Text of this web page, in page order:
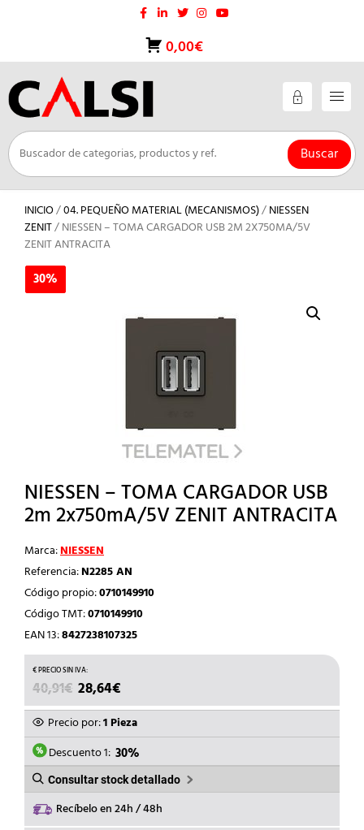
0,00€
Buscar
INICIO/04. PEQUEÑO MATERIAL (MECANISMOS)/NIESSEN
ZENIT/ NIESSEN – TOMA CARGADOR USB 2M 2X750MA/5V
ZENIT ANTRACITA
30%
NIESSEN – TOMA CARGADOR USB
2m 2x750mA/5V ZENIT ANTRACITA
Marca:NIESSEN
Referencia:N2285 AN
Código propio:0710149910
Código TMT:0710149910
EAN 13:8427238107325
40,91€ EL
PRECIO
ORIGINAL
ERA:
40,91€.
28,64€
PRECIO
ACTUAL
ES:
28,64€.
Precio por:1 Pieza
Descuento 1: 30%
Consultar stock detallado
Recíbelo en 24h / 48h
30%